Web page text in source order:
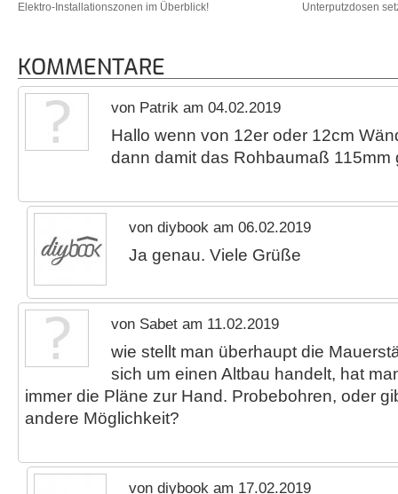
Elektro-Installationszonen im Überblick!
Unterputzdosen
KOMMENTARE
von Patrik am 04.02.2019
Hallo wenn von 12er oder 12cm
dann damit das Rohbaumaß 115mm
von diybook am 06.02.2019
Ja genau. Viele Grüße
von Sabet am 11.02.2019
wie stellt man überhaupt die
sich um einen Altbau handelt, hat
immer die Pläne zur Hand. Probebohren, oder
andere Möglichkeit?
von diybook am 17.02.2019